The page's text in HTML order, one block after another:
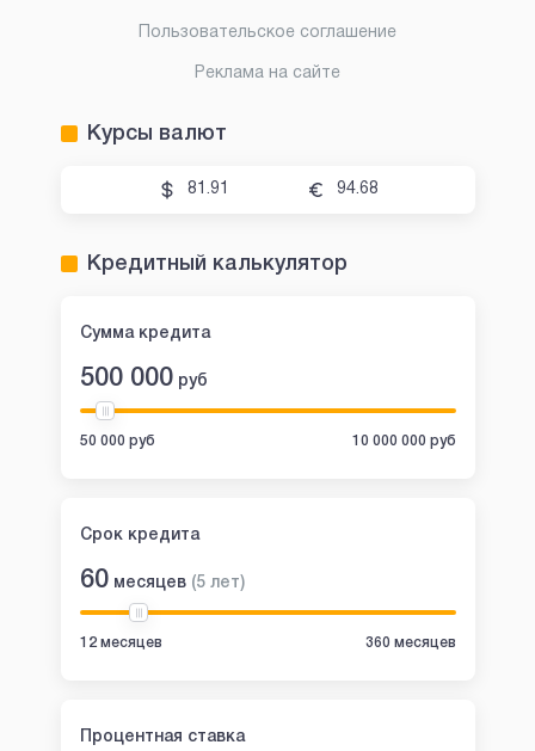
Пользовательское соглашение
Реклама на сайте
Курсы валют
81.91 94.68
Кредитный калькулятор
Сумма кредита
500 000 руб
50 000 руб 10 000 000 руб
Срок кредита
60 месяцев (5 лет)
12 месяцев 360 месяцев
Процентная ставка